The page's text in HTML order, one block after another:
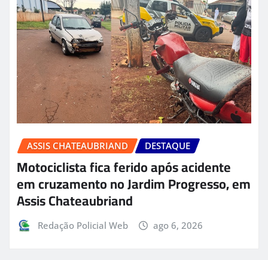
ASSIS CHATEAUBRIAND DESTAQUE
Motociclista fica ferido após acidente
em cruzamento no Jardim Progresso, em
Assis Chateaubriand
Redação Policial Web ago 6, 2026